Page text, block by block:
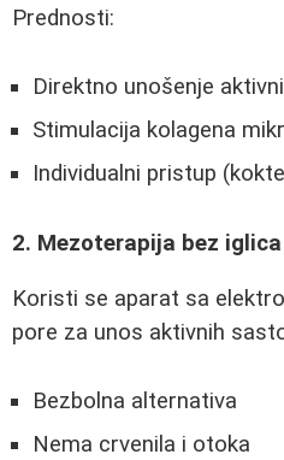
Prednosti:
Direktno unošenje
Stimulacija kolagena
Individualni pristup
2. Mezoterapija bez
Koristi se aparat sa
pore za unos aktivnih
Bezbolna alternativa
Nema crvenila i otoka